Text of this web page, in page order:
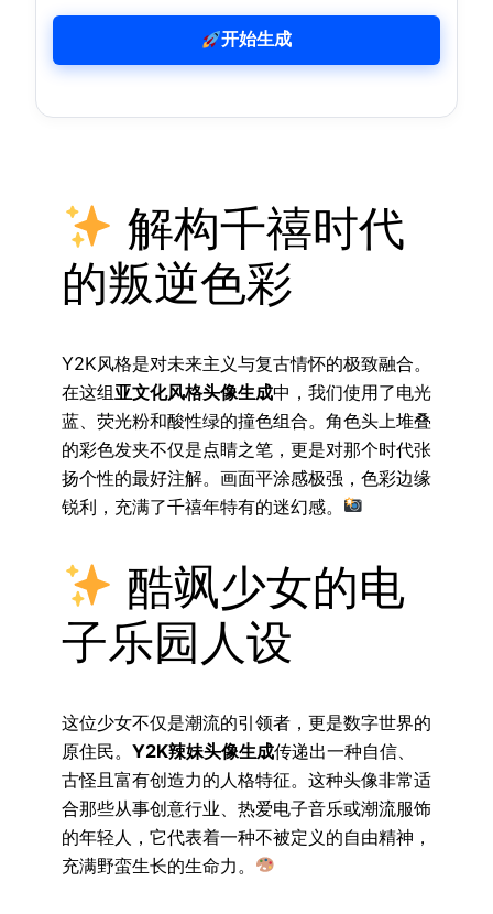
开始生成
解构千禧时代
的叛逆色彩
Y2K风格是对未来主义与复古情怀的极致融合。
在这组亚文化风格头像生成中，我们使用了电光
蓝、荧光粉和酸性绿的撞色组合。角色头上堆叠
的彩色发夹不仅是点睛之笔，更是对那个时代张
扬个性的最好注解。画面平涂感极强，色彩边缘
锐利，充满了千禧年特有的迷幻感。
酷飒少女的电
子乐园人设
这位少女不仅是潮流的引领者，更是数字世界的
原住民。 Y2K辣妹头像生成传递出一种自信、
古怪且富有创造力的人格特征。这种头像非常适
合那些从事创意行业、热爱电子音乐或潮流服饰
的年轻人，它代表着一种不被定义的自由精神，
充满野蛮生长的生命力。